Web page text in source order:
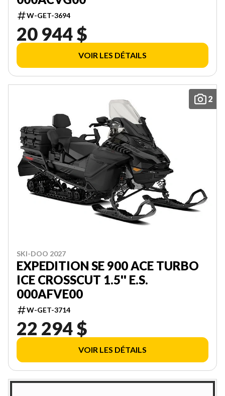
W-GET-3694
20 944 $
VOIR LES DÉTAILS
2
SKI-DOO 2027
EXPEDITION SE 900 ACE TURBO
ICE CROSSCUT 1.5'' E.S.
000AFVE00
W-GET-3714
22 294 $
VOIR LES DÉTAILS